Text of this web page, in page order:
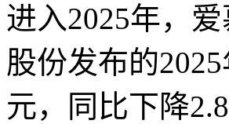
进入2025年，
股份发布的
元，同比下降